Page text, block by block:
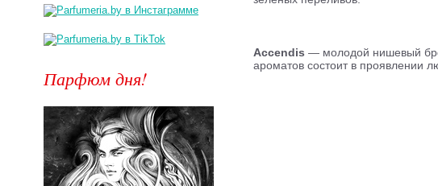
Accendis — молодой нишевый
ароматов состоит в проявлении
Парфюм дня!